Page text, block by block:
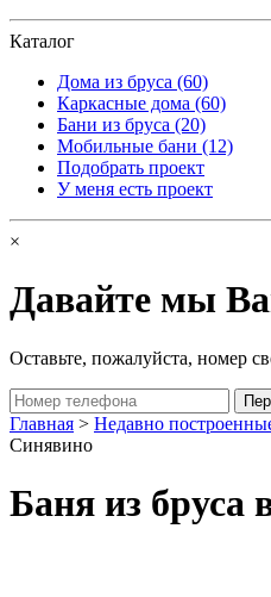
Каталог
Дома из бруса (60)
Каркасные дома (60)
Бани из бруса (20)
Мобильные бани (12)
Подобрать проект
У меня есть проект
×
Давайте мы
Оставьте, пожалуйста, номер
Главная > Недавно
Синявино
Баня из бруса